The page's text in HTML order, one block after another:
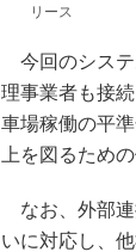
リース
今回のシステ
理事業者も接
車場稼働の平
上を図るため
なお、外部連
いに対応し、